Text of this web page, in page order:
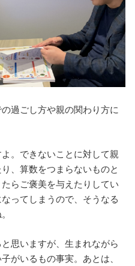
過ごし方や親の関わり方に
。できないことに対して親
、算数をつまらないものと
らご褒美を与えたりしてい
ってしまうので、そうなる
思いますが、生まれながら
がいるもの事実。あとは、